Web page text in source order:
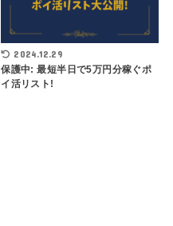
2024.12.29
保護中: 最短半日で5万円分稼ぐポ
イ活リスト!